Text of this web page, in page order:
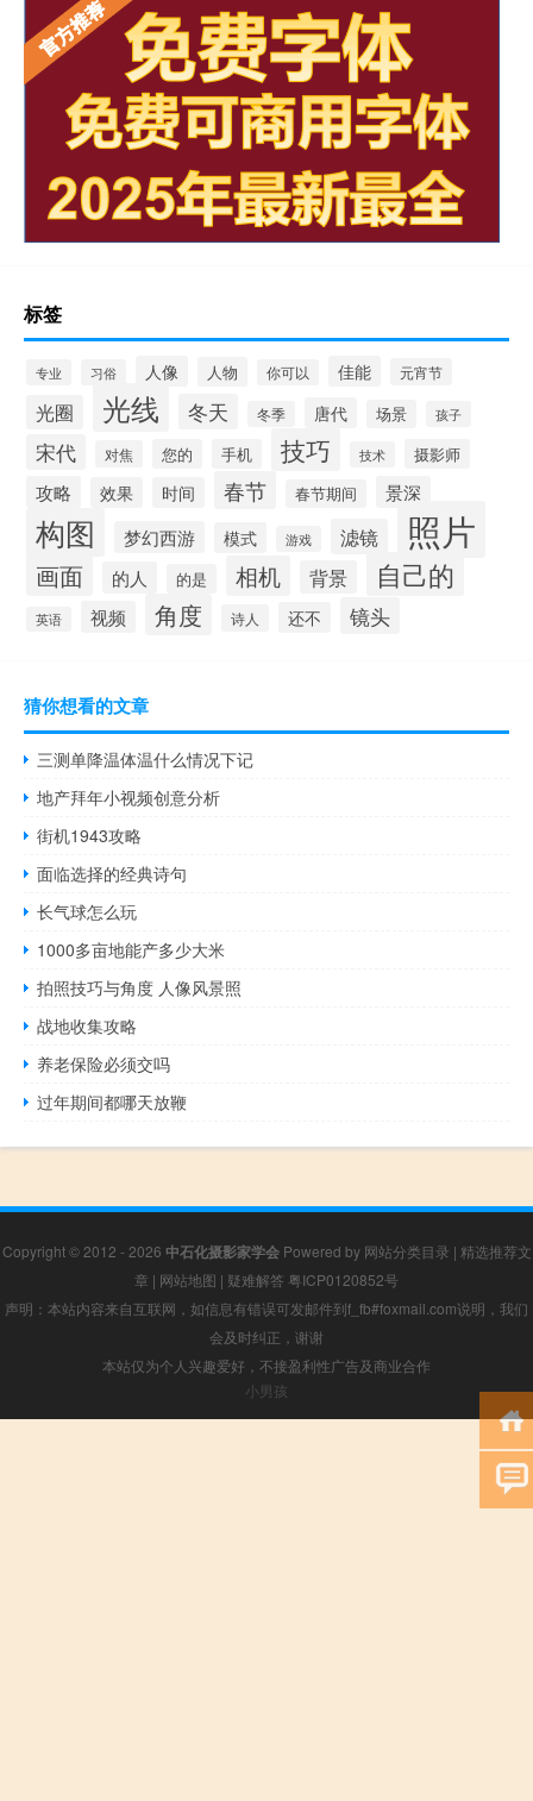
标签
专业 习俗 人像 人物 你可以 佳能 元宵节
光圈 光线 冬天 冬季 唐代 场景 孩子
宋代 对焦 您的 手机 技巧 技术 摄影师
攻略 效果 时间 春节 春节期间 景深
构图 梦幻西游 模式 游戏 滤镜 照片
画面 的人 的是 相机 背景 自己的
英语 视频 角度 诗人 还不 镜头
猜你想看的文章
三测单降温体温什么情况下记
地产拜年小视频创意分析
街机1943攻略
面临选择的经典诗句
长气球怎么玩
1000多亩地能产多少大米
拍照技巧与角度 人像风景照
战地收集攻略
养老保险必须交吗
过年期间都哪天放鞭
Copyright © 2012 - 2026 中石化摄影家学会Powered by 网站分类目录 | 精选推荐文
章 | 网站地图 | 疑难解答 粤ICP0120852号
声明：本站内容来自互联网，如信息有错误可发邮件到f_fb#foxmail.com说明，我们
会及时纠正，谢谢
本站仅为个人兴趣爱好，不接盈利性广告及商业合作
小男孩